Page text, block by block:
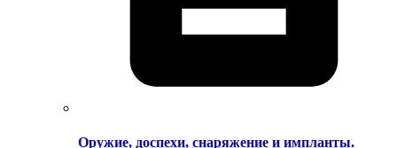
Оружие, доспехи, снаряжение и импланты.